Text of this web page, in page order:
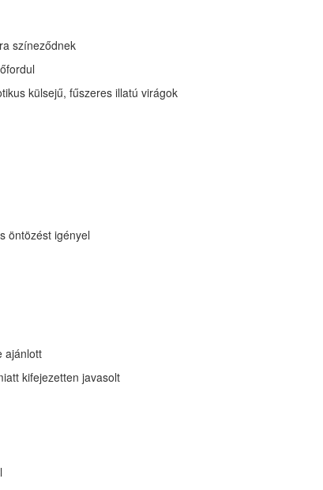
színeződnek
külsejű, fűszeres illatú virágok
öntözést igényel
ajánlott
kifejezetten javasolt